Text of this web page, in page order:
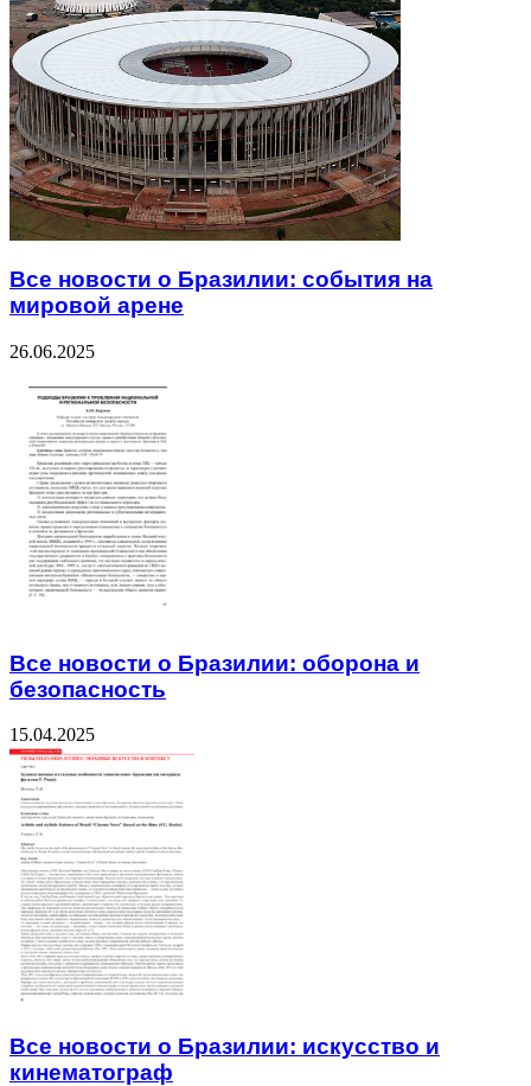
Все новости о Бразилии: события на
мировой арене
26.06.2025
Все новости о Бразилии: оборона и
безопасность
15.04.2025
Все новости о Бразилии: искусство и
кинематограф